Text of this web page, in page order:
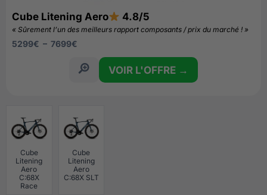
Cube
Litening
Aero
C:68X
Race
Cube
Litening
Aero
C:68X SLT
Cube Litening Aero 4.8/5
« Sûrement l’un des meilleurs rapport composants / prix du marché ! »
5299€ – 7699€
VOIR L'OFFRE →